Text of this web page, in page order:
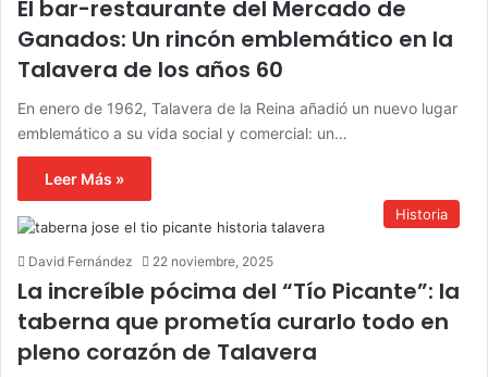
El bar-restaurante del Mercado de
Ganados: Un rincón emblemático en la
Talavera de los años 60
En enero de 1962, Talavera de la Reina añadió un nuevo lugar
emblemático a su vida social y comercial: un…
Leer Más »
Historia
David Fernández 22 noviembre, 2025
La increíble pócima del “Tío Picante”: la
taberna que prometía curarlo todo en
pleno corazón de Talavera